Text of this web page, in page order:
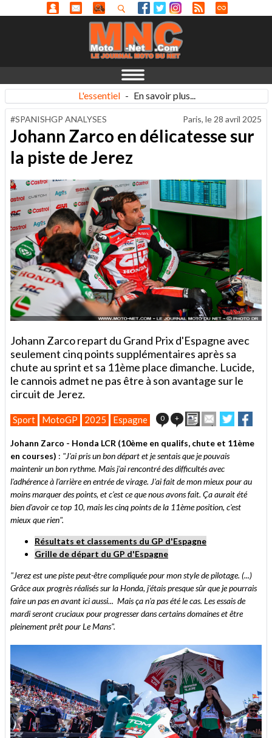
L'essentiel - En savoir plus...
#SPANISHGP ANALYSES Paris, le 28 avril 2025
Johann Zarco en délicatesse sur
la piste de Jerez
Johann Zarco repart du Grand Prix d'Espagne avec
seulement cinq points supplémentaires après sa
chute au sprint et sa 11ème place dimanche. Lucide,
le cannois admet ne pas être à son avantage sur le
circuit de Jerez.
Sport MotoGP 2025 Espagne 0 + ImprimerEnvoyer
cet
à
un
ami
Partager
sur
sur
Johann Zarco - Honda LCR (10ème en qualifs, chute et 11ème
en courses) : "J'ai pris un bon départ et je sentais que je pouvais
maintenir un bon rythme. Mais j'ai rencontré des difficultés avec
l'adhérence à l'arrière en entrée de virage. J'ai fait de mon mieux pour au
moins marquer des points, et c'est ce que nous avons fait. Ça aurait été
bien d'avoir ce top 10, mais les cinq points de la 11ème position, c'est
mieux que rien".
Résultats et classements du GP d'Espagne
Grille de départ du GP d'Espagne
"Jerez est une piste peut-être compliquée pour mon style de pilotage. (...)
Grâce aux progrès réalisés sur la Honda, j'étais presque sûr que je pourrais
faire un pas en avant ici aussi... Mais ça n'a pas été le cas. Les essais de
mardi seront cruciaux pour progresser dans certains domaines et être
pleinement prêt pour Le Mans".